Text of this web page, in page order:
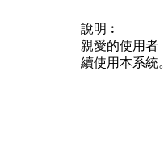
說明︰
親愛的使用者
續使用本系統